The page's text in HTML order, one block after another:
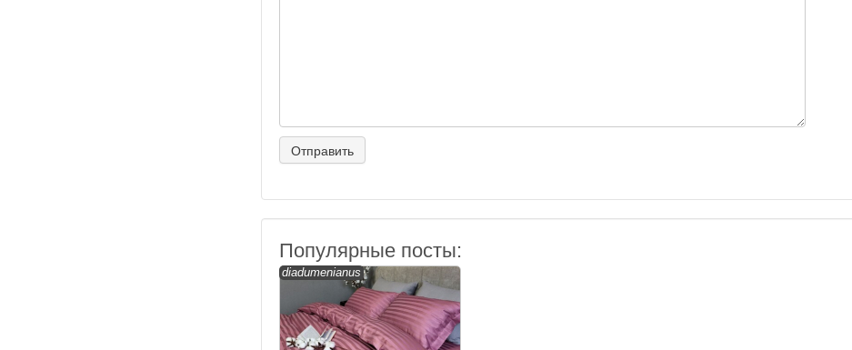
Популярные посты:
diadumenianus